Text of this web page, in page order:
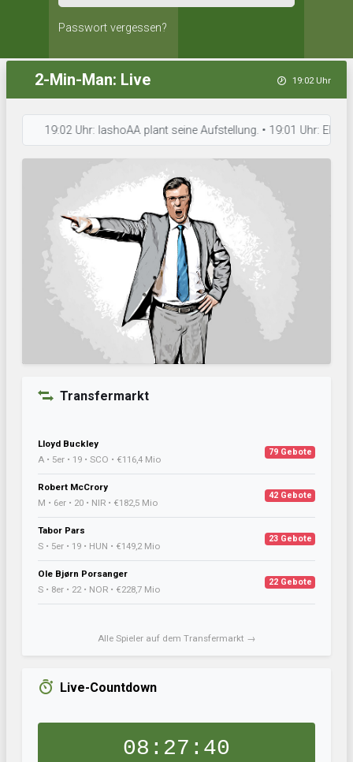
Passwort vergessen?
2-Min-Man: Live 19:02 Uhr
19:02 Uhr: lashoAA plant seine Aufstellung. • 19:01 Uhr: Elite
Transfermarkt
Lloyd Buckley
A • 5er • 19 • SCO • €116,4 Mio
79 Gebote
Robert McCrory
M • 6er • 20 • NIR • €182,5 Mio
42 Gebote
Tabor Pars
S • 5er • 19 • HUN • €149,2 Mio
23 Gebote
Ole Bjørn Porsanger
S • 8er • 22 • NOR • €228,7 Mio
22 Gebote
Alle Spieler auf dem Transfermarkt →
Live-Countdown
08:27:39